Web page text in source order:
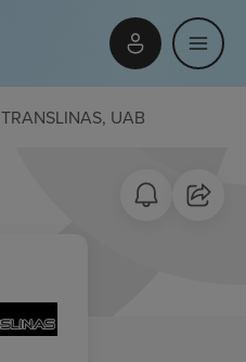
TRANSLINAS, UAB